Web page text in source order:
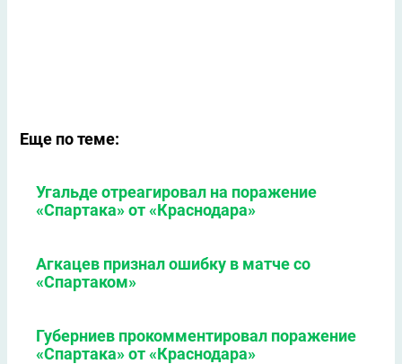
Еще по теме:
Угальде отреагировал на поражение
«Спартака» от «Краснодара»
Агкацев признал ошибку в матче со
«Спартаком»
Губерниев прокомментировал поражение
«Спартака» от «Краснодара»